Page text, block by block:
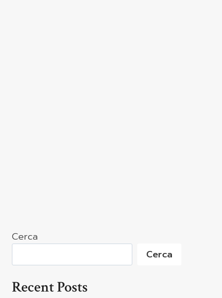
Cerca
Cerca
Recent Posts